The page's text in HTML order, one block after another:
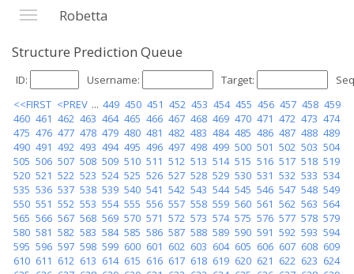
Robetta
Structure Prediction Queue
ID: Username: Target:
<<FIRST <PREV ... 449 450 451 452 453 454 455 456 457 458 459
460 461 462 463 464 465 466 467 468 469 470 471 472 473 474
475 476 477 478 479 480 481 482 483 484 485 486 487 488 489
490 491 492 493 494 495 496 497 498 499 500 501 502 503 504
505 506 507 508 509 510 511 512 513 514 515 516 517 518 519
520 521 522 523 524 525 526 527 528 529 530 531 532 533 534
535 536 537 538 539 540 541 542 543 544 545 546 547 548 549
550 551 552 553 554 555 556 557 558 559 560 561 562 563 564
565 566 567 568 569 570 571 572 573 574 575 576 577 578 579
580 581 582 583 584 585 586 587 588 589 590 591 592 593 594
595 596 597 598 599 600 601 602 603 604 605 606 607 608 609
610 611 612 613 614 615 616 617 618 619 620 621 622 623 624